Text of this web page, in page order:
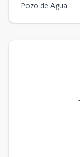
Pozo de Agua